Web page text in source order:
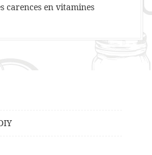
carences en vitamines